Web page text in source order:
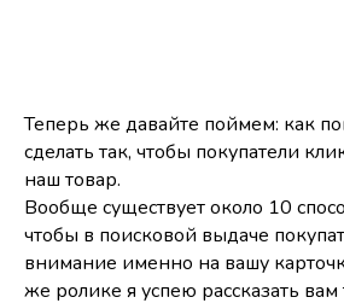
Теперь же давайте поймем: как
сделать так, чтобы покупатели
наш товар.
Вообще существует около 10
чтобы в поисковой выдаче
внимание именно на вашу
же ролике я успею рассказать